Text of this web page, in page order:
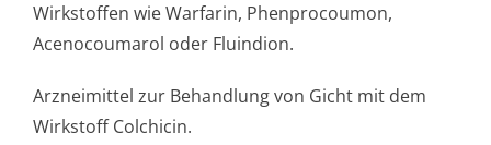
Wirkstoffen wie Warfarin, Phenprocoumon,
Acenocoumarol oder Fluindion.
Arzneimittel zur Behandlung von Gicht mit dem
Wirkstoff Colchicin.